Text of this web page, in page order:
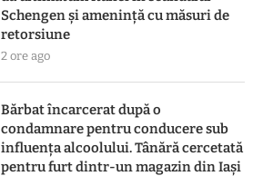
Schengen și amenință cu măsuri de
retorsiune
2 ore ago
Bărbat încarcerat după o
condamnare pentru conducere sub
influența alcoolului. Tânără cercetată
pentru furt dintr-un magazin din Iași